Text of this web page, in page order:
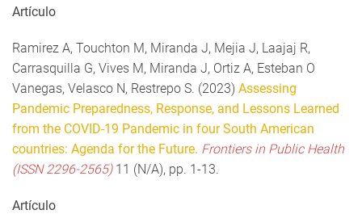
Artículo
Ramirez A, Touchton M, Miranda J, Mejia J, Laajaj R,
Carrasquilla G, Vives M, Miranda J, Ortiz A, Esteban O
Vanegas, Velasco N, Restrepo S. (2023) Assessing
Pandemic Preparedness, Response, and Lessons Learned
from the COVID-19 Pandemic in four South American
countries: Agenda for the Future. Frontiers in Public Health
(ISSN 2296-2565)11 (N/A), pp. 1-13.
Artículo